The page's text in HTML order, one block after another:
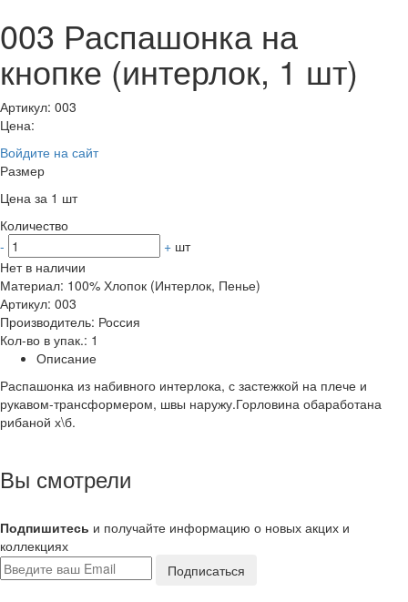
003 Распашонка на
кнопке (интерлок, 1 шт)
Артикул: 003
Цена:
Войдите на сайт
Размер
Цена за 1 шт
Количество
-
+ шт
Нет в наличии
Материал: 100% Хлопок (Интерлок, Пенье)
Артикул: 003
Производитель: Россия
Кол-во в упак.: 1
Описание
Распашонка из набивного интерлока, с застежкой на плече и
рукавом-трансформером, швы наружу.Горловина обаработана
рибаной х\б.
Вы смотрели
Подпишитесь и получайте информацию о новых акцих и
коллекциях